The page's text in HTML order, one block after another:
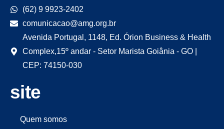
(62) 9 9923-2402
comunicacao@amg.org.br
Avenida Portugal, 1148, Ed. Órion Business & Health
Complex,15º andar - Setor Marista Goiânia - GO |
CEP: 74150-030
site
Quem somos